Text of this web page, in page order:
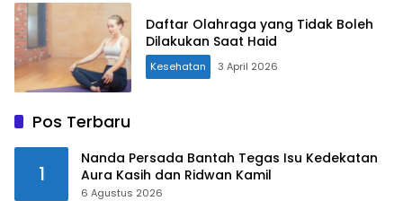
Daftar Olahraga yang Tidak Boleh
Dilakukan Saat Haid
Kesehatan 3 April 2026
Pos Terbaru
1
Nanda Persada Bantah Tegas Isu Kedekatan
Aura Kasih dan Ridwan Kamil
6 Agustus 2026